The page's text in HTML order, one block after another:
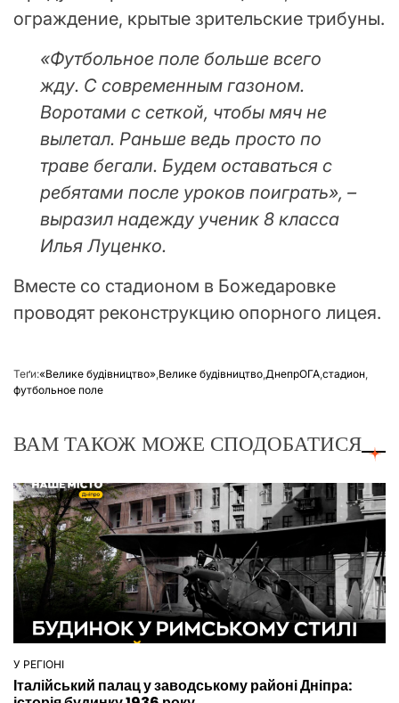
ограждение, крытые зрительские трибуны.
«Футбольное поле больше всего
жду. С современным газоном.
Воротами с сеткой, чтобы мяч не
вылетал. Раньше ведь просто по
траве бегали. Будем оставаться с
ребятами после уроков поиграть», –
выразил надежду ученик 8 класса
Илья Луценко.
Вместе со стадионом в Божедаровке
проводят реконструкцию опорного лицея.
Теґи:«Велике будівництво» Велике будівництво ДнепрОГА стадион
футбольное поле
ВАМ ТАКОЖ МОЖЕ СПОДОБАТИСЯ
ОПУБЛІКУВАТИ
У
У РЕГІОНІ
Італійський палац у заводському районі Дніпра: